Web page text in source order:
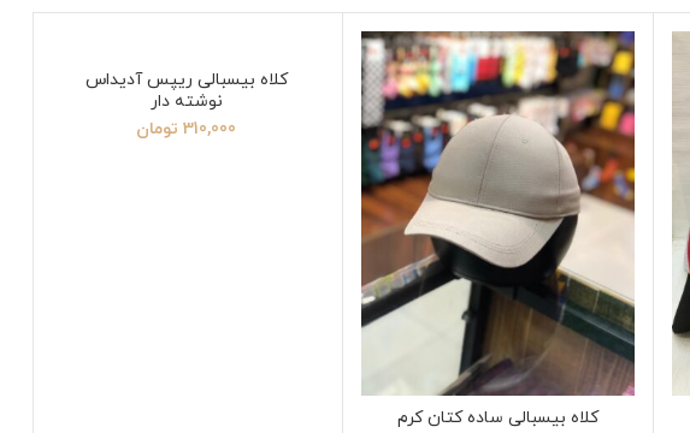
کلاه بیسبالی ساده کتان کرم
کلاه بیسبالی ریپس آدیداس
نوشته دار
310,000 تومان